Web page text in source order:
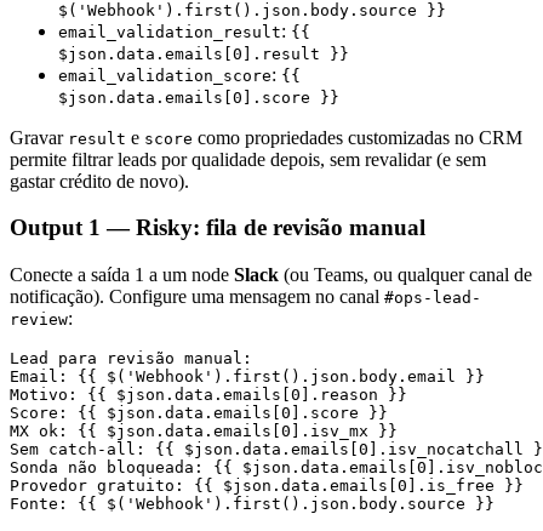
$('Webhook').first().json.body.source }}
email_validation_result: {{
$json.data.emails[0].result }}
email_validation_score: {{
$json.data.emails[0].score }}
Gravar result e score como propriedades customizadas no CRM
permite filtrar leads por qualidade depois, sem revalidar (e sem
gastar crédito de novo).
Output 1 — Risky: fila de revisão manual
Conecte a saída 1 a um node Slack (ou Teams, ou qualquer canal de
notificação). Configure uma mensagem no canal #ops-lead-
review:
Lead para revisão manual:
Email: {{ $('Webhook').first().json.body.email }}
Motivo: {{ $json.data.emails[0].reason }}
Score: {{ $json.data.emails[0].score }}
MX ok: {{ $json.data.emails[0].isv_mx }}
Sem catch-all: {{ $json.data.emails[0].isv_nocatchall
Sonda não bloqueada: {{
Provedor gratuito: {{ $json.data.emails[0].is_free }}